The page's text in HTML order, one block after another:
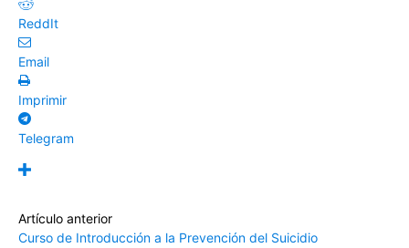
ReddIt
Email
Imprimir
Telegram
Artículo anterior
Curso de Introducción a la Prevención del Suicidio